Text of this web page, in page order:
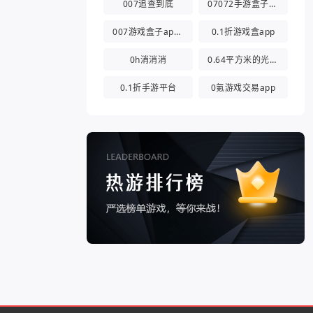
007追查到底 07072手游盒子app
007游戏盒子app官方版 0.1折游戏盒app
0h消消消 0.64平方米的光都与你有关
0.1折手游平台 0氪游戏交易app